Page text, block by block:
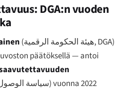
DGA:n vuoden
(هيئة الحكومة الرقمية, DGA)
päätöksellä — antoi
سياسة) vuonna 2022